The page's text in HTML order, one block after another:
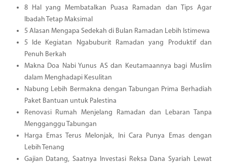
8 Hal yang Membatalkan Puasa Ramadan dan Tips Agar
Ibadah Tetap Maksimal
5 Alasan Mengapa Sedekah di Bulan Ramadan Lebih Istimewa
5 Ide Kegiatan Ngabuburit Ramadan yang Produktif dan
Penuh Berkah
Makna Doa Nabi Yunus AS dan Keutamaannya bagi Muslim
dalam Menghadapi Kesulitan
Nabung Lebih Bermakna dengan Tabungan Prima Berhadiah
Paket Bantuan untuk Palestina
Renovasi Rumah Menjelang Ramadan dan Lebaran Tanpa
Mengganggu Tabungan
Harga Emas Terus Melonjak, Ini Cara Punya Emas dengan
Lebih Tenang
Gajian Datang, Saatnya Investasi Reksa Dana Syariah Lewat